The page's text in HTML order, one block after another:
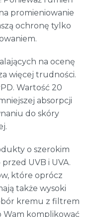
promieniowanie
ochronę tylko
na ocenę
więcej trudności.
Wartość 20
absorpcji
do skóry
o szerokim
UVB i UVA.
które oprócz
także wysoki
kremu z filtrem
Wam komplikować